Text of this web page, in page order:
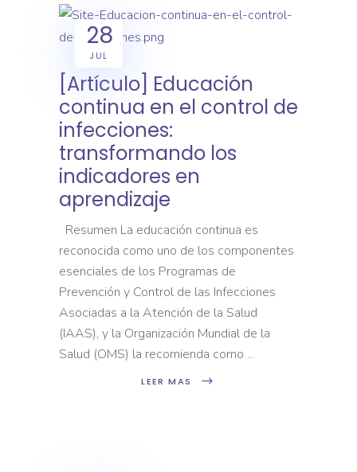
28
JUL
[Artículo] Educación
continua en el control de
infecciones:
transformando los
indicadores en
aprendizaje
Resumen La educación continua es
reconocida como uno de los componentes
esenciales de los Programas de
Prevención y Control de las Infecciones
Asociadas a la Atención de la Salud
(IAAS), y la Organización Mundial de la
Salud (OMS) la recomienda como
LEER MAS